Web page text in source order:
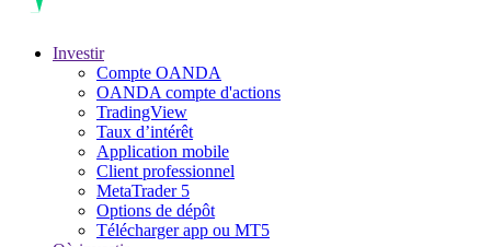
Investir
Compte OANDA
OANDA compte d'actions
TradingView
Taux d’intérêt
Application mobile
Client professionnel
MetaTrader 5
Options de dépôt
Télécharger app ou MT5